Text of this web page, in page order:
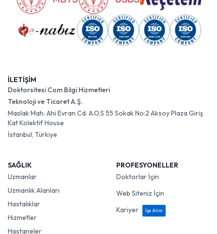
İLETİŞİM
Doktorsitesi Com Bilgi Hizmetleri
Teknoloji ve Ticaret A.Ş.
Maslak Mah. Ahi Evran Cd. A.O.S 55 Sokak No:2 Aksoy Plaza Giriş
Kat Kolektif House
İstanbul, Türkiye
SAĞLIK
Uzmanlar
Uzmanlık Alanları
Hastalıklar
Hizmetler
Hastaneler
PROFESYONELLER
Doktorlar İçin
Web Siteniz İçin
Kariyer
İşe Alım